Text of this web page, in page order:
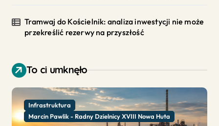
Tramwaj do Kościelnik: analiza inwestycji nie może
przekreślić rezerwy na przyszłość
To ci umknęło
Infrastruktura
Marcin Pawlik - Radny Dzielnicy XVIII Nowa Huta